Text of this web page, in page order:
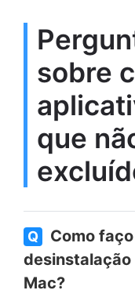
sobre
que
Q
Como
desinstalação
Mac?